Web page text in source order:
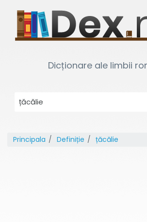
Dicționare ale limbii
Principala Definiție țăcălie